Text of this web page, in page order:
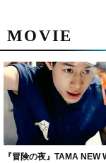
MOVIE
『冒険の夜』TAMA NEW